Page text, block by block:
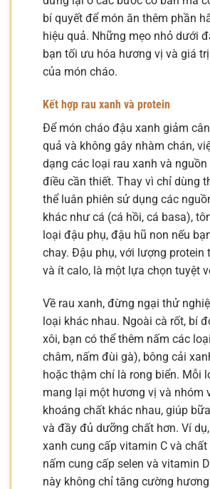
bí quyết để món ăn thêm phần
hiệu quả. Những mẹo nhỏ dưới
bạn tối ưu hóa hương vị và giá
của món cháo.
Kết hợp rau xanh và protein
Để món cháo đậu xanh giảm
quả và không gây nhàm chán,
dạng các loại rau xanh và nguồn
điều cần thiết. Thay vì chỉ dùng
thể luân phiên sử dụng các
khác như cá (cá hồi, cá basa),
loại đậu phụ, đậu hũ non nếu
chay. Đậu phụ, với lượng protein
và ít calo, là một lựa chọn tuyệt
Về rau xanh, đừng ngại thử
loại khác nhau. Ngoài cà rốt, bí
xôi, bạn có thể thêm nấm các
châm, nấm đùi gà), bông cải
hoặc thậm chí là rong biển. Mỗi
mang lại một hương vị và nhóm
khoáng chất khác nhau, giúp
và đầy đủ dưỡng chất hơn. Ví
xanh cung cấp vitamin C và chất
nấm cung cấp selen và vitamin
này không chỉ tăng cường